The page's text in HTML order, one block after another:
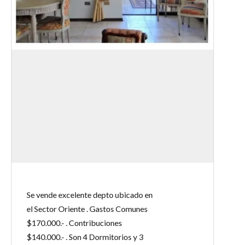
Se vende excelente depto ubicado en
el Sector Oriente . Gastos Comunes
$170.000.- . Contribuciones
$140.000.- . Son 4 Dormitorios y 3